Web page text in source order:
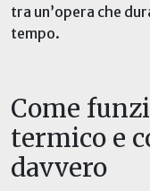
tra un’opera che
tempo.
Come
termico e
davvero